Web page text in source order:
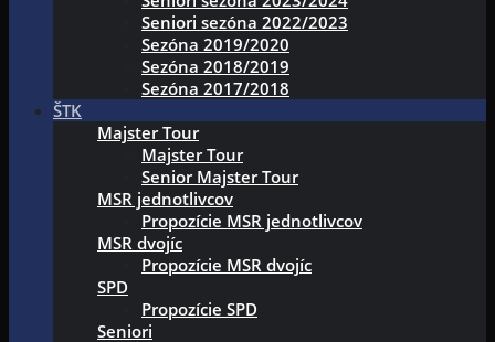
Seniori sezóna 2022/2023
Sezóna 2019/2020
Sezóna 2018/2019
Sezóna 2017/2018
ŠTK
Majster Tour
Majster Tour
Senior Majster Tour
MSR jednotlivcov
Propozície MSR jednotlivcov
MSR dvojíc
Propozície MSR dvojíc
SPD
Propozície SPD
Seniori